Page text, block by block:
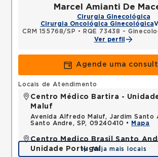
Marcel Amianti De
Cirurgia Ginecológica
Cirurgia Oncológica Ginecológica
CRM 155768/SP •
RQE 73438 -
Ver perfil
Agende uma
Locais de Atendimento
Centro Médico Bartira -
Maluf
Avenida Alfredo Maluf, Jardim Santo
Santo Andre, SP, 09240410 •
Mapa
Centro Medico Brasil Santo
Unidade PortugalVeja mais locais